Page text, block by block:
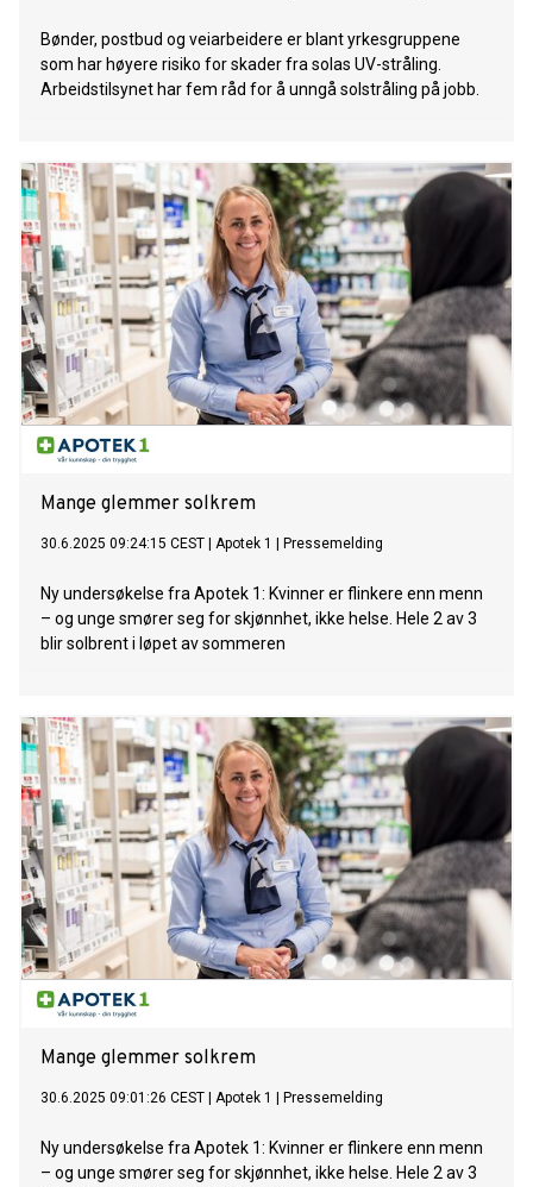
Bønder, postbud og veiarbeidere er blant yrkesgruppene
som har høyere risiko for skader fra solas UV-stråling.
Arbeidstilsynet har fem råd for å unngå solstråling på jobb.
Mange glemmer solkrem
30.6.2025 09:24:15 CEST Apotek 1 Pressemelding
Ny undersøkelse fra Apotek 1: Kvinner er flinkere enn menn
– og unge smører seg for skjønnhet, ikke helse. Hele 2 av 3
blir solbrent i løpet av sommeren
Mange glemmer solkrem
30.6.2025 09:01:26 CEST Apotek 1 Pressemelding
Ny undersøkelse fra Apotek 1: Kvinner er flinkere enn menn
– og unge smører seg for skjønnhet, ikke helse. Hele 2 av 3